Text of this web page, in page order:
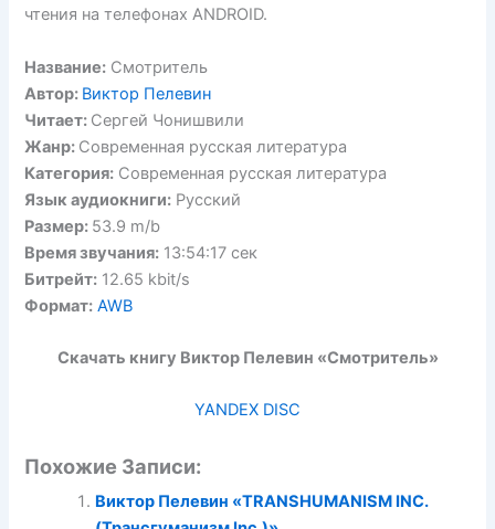
чтения на телефонах ANDROID.
Название: Смотритель
Автор: Виктор Пелевин
Читает: Сергей Чонишвили
Жанр: Современная русская литература
Категория: Современная русская литература
Язык аудиокниги: Русский
Размер: 53.9 m/b
Время звучания: 13:54:17 сек
Битрейт: 12.65 kbit/s
Формат: AWB
Скачать книгу Виктор Пелевин «Смотритель»
YANDEX DISC
Похожие Записи:
Виктор Пелевин «TRANSHUMANISM INC.